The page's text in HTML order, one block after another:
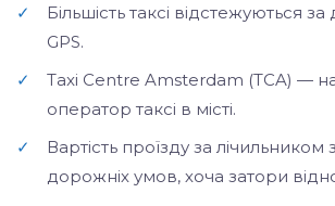
✓
Більшість таксі відстежуються
GPS.
✓
Taxi Centre Amsterdam (TCA) —
оператор таксі в місті.
✓
Вартість проїзду за лічильником
дорожніх умов, хоча затори